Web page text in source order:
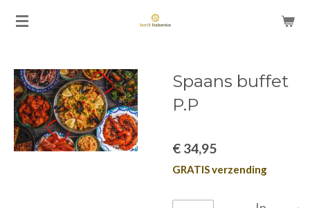
Ga
de
hoofdinhoud
Spaans buffet
P.P
€ 34,95
GRATIS verzending